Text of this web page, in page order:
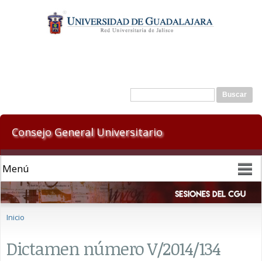
contenido
principal
Formulario de búsqueda
Buscar
Consejo General Universitario
Inicio
Dictamen número V/2014/134